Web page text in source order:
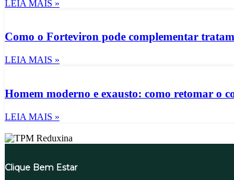
LEIA MAIS »
Como o Forteviron pode complementar
LEIA MAIS »
Homem moderno e exausto: como retomar o
LEIA MAIS »
Clique Bem Estar